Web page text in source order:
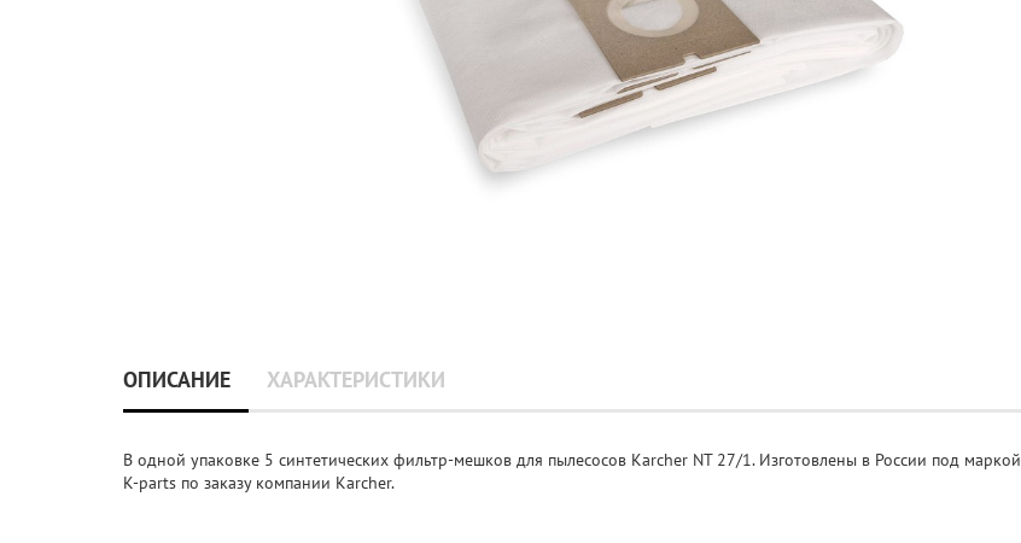
ОПИСАНИЕ ХАРАКТЕРИСТИКИ
В одной упаковке 5 синтетических фильтр-мешков для пылесосов Karcher NT 27/1. Изготовлены в России под маркой
K-parts по заказу компании Karcher.